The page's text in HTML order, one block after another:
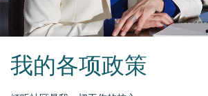
更强劲的经济
我的各项政策